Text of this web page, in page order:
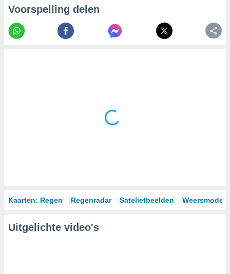
Voorspelling delen
Kaarten: Regen Regenradar Satelietbeelden
Uitgelichte video's